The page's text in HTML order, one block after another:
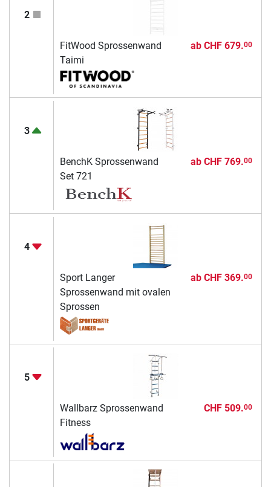
2
FitWood Sprossenwand
Taimi
ab CHF 679.00
3
BenchK Sprossenwand
Set 721
ab CHF 769.00
4
Sport Langer
Sprossenwand mit ovalen
Sprossen
ab CHF 369.00
5
Wallbarz Sprossenwand
Fitness
CHF 509.00